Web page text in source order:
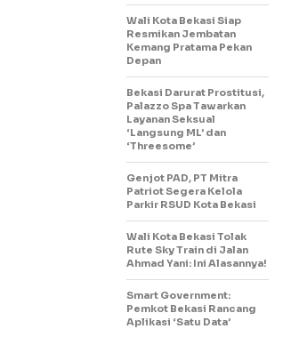
Wali Kota Bekasi Siap
Resmikan Jembatan
Kemang Pratama Pekan
Depan
Bekasi Darurat Prostitusi,
Palazzo Spa Tawarkan
Layanan Seksual
‘Langsung ML’ dan
‘Threesome’
Genjot PAD, PT Mitra
Patriot Segera Kelola
Parkir RSUD Kota Bekasi
Wali Kota Bekasi Tolak
Rute Sky Train di Jalan
Ahmad Yani: Ini Alasannya!
Smart Government:
Pemkot Bekasi Rancang
Aplikasi ‘Satu Data’